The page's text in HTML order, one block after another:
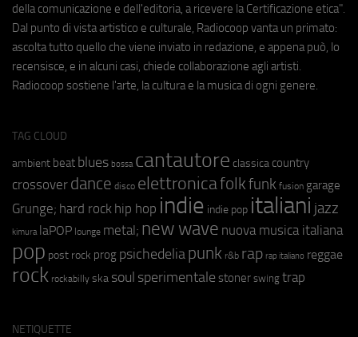
della comunicazione e dell'editoria, a ricevere la Certificazione etica".
Dal punto di vista artistico e culturale, Radiocoop vanta un primato:
ascolta tutto quello che viene inviato in redazione, e appena può, lo
recensisce, e in alcuni casi, chiede collaborazione agli artisti.
Radiocoop sostiene l'arte, la cultura e la musica di ogni genere.
TAG CLOUD
ambient beat blues bossa cantautore classica country
crossover dance disco elettronicafolkfunk fusion garage
Grunge; hard rock hip hop indie indie pop italiani jazz
kimura laPOP lounge metal; new wave nuova musica italiana
pop post rock prog psichedeliapunk r&b rap rap italiano reggae
rock rockabilly ska soul sperimentale stoner swing trap
NETIQUETTE